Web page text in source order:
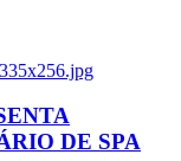
DE SPA